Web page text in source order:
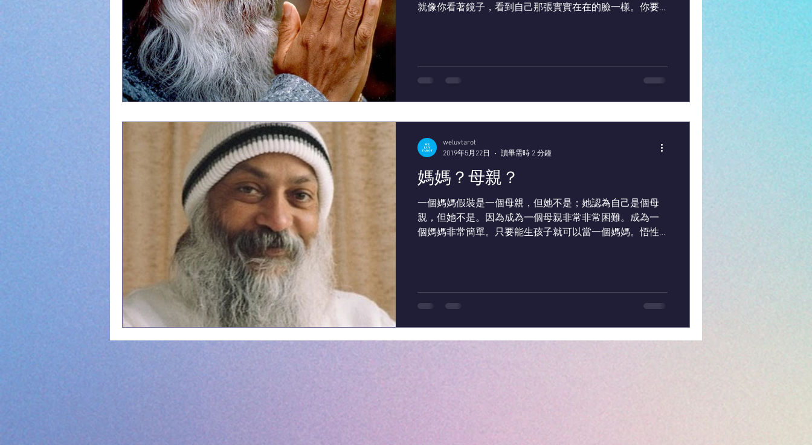
就像你看著鏡子，看到自己那張實實在在的臉一樣。你要
媽媽？母親？
一個媽媽假裝是一個母親，但她不是；她認為自己是個母
親，但她不是。因為成為一個母親非常非常困難。成為一
個媽媽非常簡單。只要能生孩子就可以當一個媽媽。悟性
weluvtarot
2019年5月22日
讀畢需時 2 分鐘